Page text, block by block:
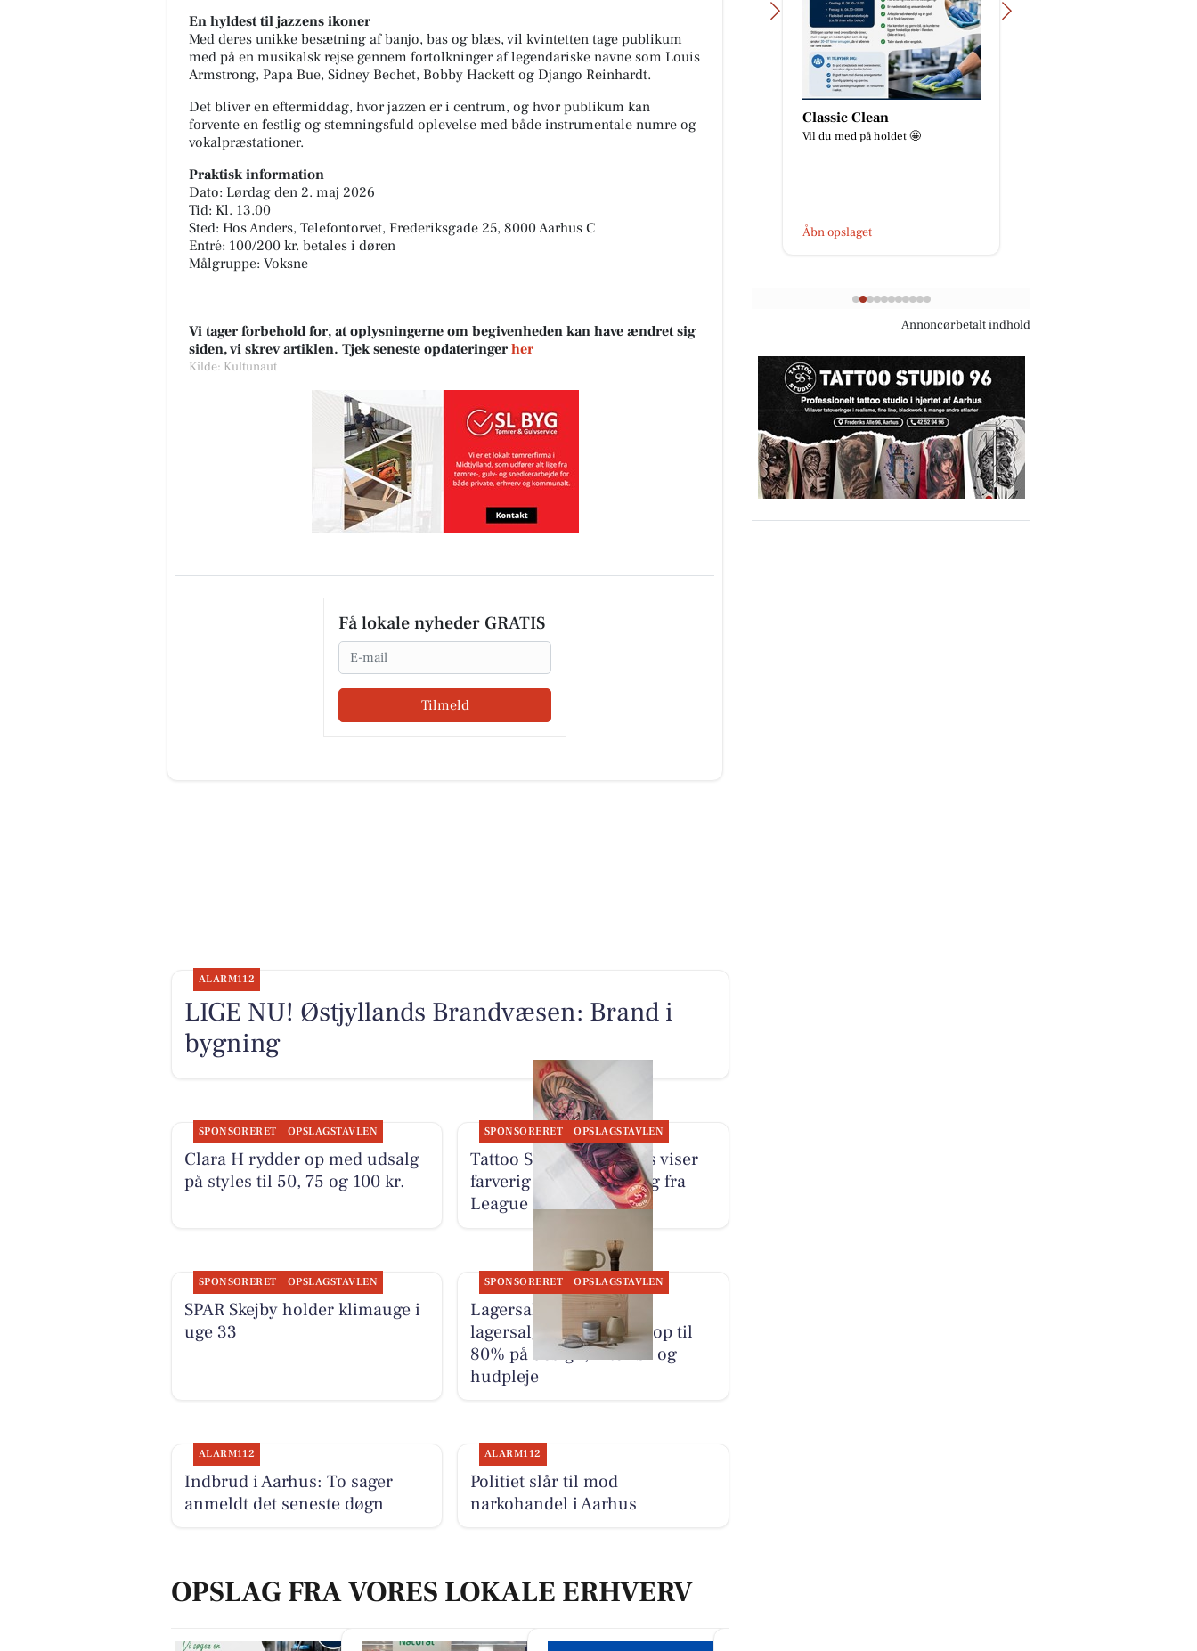
En hyldest til jazzens ikoner
Med deres unikke besætning af banjo, bas og blæs, vil kvintetten tage publikum
med på en musikalsk rejse gennem fortolkninger af legendariske navne som Louis
Armstrong, Papa Bue, Sidney Bechet, Bobby Hackett og Django Reinhardt.
Det bliver en eftermiddag, hvor jazzen er i centrum, og hvor publikum kan
forvente en festlig og stemningsfuld oplevelse med både instrumentale numre og
vokalpræstationer.
Praktisk information
Dato: Lørdag den 2. maj 2026
Tid: Kl. 13.00
Sted: Hos Anders, Telefontorvet, Frederiksgade 25, 8000 Aarhus C
Entré: 100/200 kr. betales i døren
Målgruppe: Voksne
Vi tager forbehold for, at oplysningerne om begivenheden kan have ændret sig
siden, vi skrev artiklen. Tjek seneste opdateringer her
Kilde: Kultunaut
Få lokale nyheder GRATIS
Email
Tilmeld
Fairpaint ApS
Hvad er undskyldningen for fortsat
har i mange år været en populær
løsning inden for bygges...
Åbn opslaget
Classic Clean
Åbn opslaget
SPAR Skejby
🍀KLIMAUGE - uge 33🍀 I uge 33
Åbn opslaget
Annoncørbetalt indhold
ALARM112
LIGE NU! Østjyllands Brandvæsen: Brand i
bygning
SPONSORERET OPSLAGSTAVLEN
Clara H rydder op med udsalg
på styles til 50, 75 og 100 kr.
SPONSORERET OPSLAGSTAVLEN
Tattoo Studio 96 Aarhus viser
farverig Kayn-tatovering fra
League of Legends
SPONSORERET OPSLAGSTAVLEN
SPAR Skejby holder klimauge i
uge 33
SPONSORERET OPSLAGSTAVLEN
Lagersalg.com holder
lagersalg i Aarhus med op til
80% på design, interiør og
hudpleje
ALARM112
Indbrud i Aarhus: To sager
anmeldt det seneste døgn
ALARM112
Politiet slår til mod
narkohandel i Aarhus
OPSLAG FRA VORES LOKALE ERHVERV